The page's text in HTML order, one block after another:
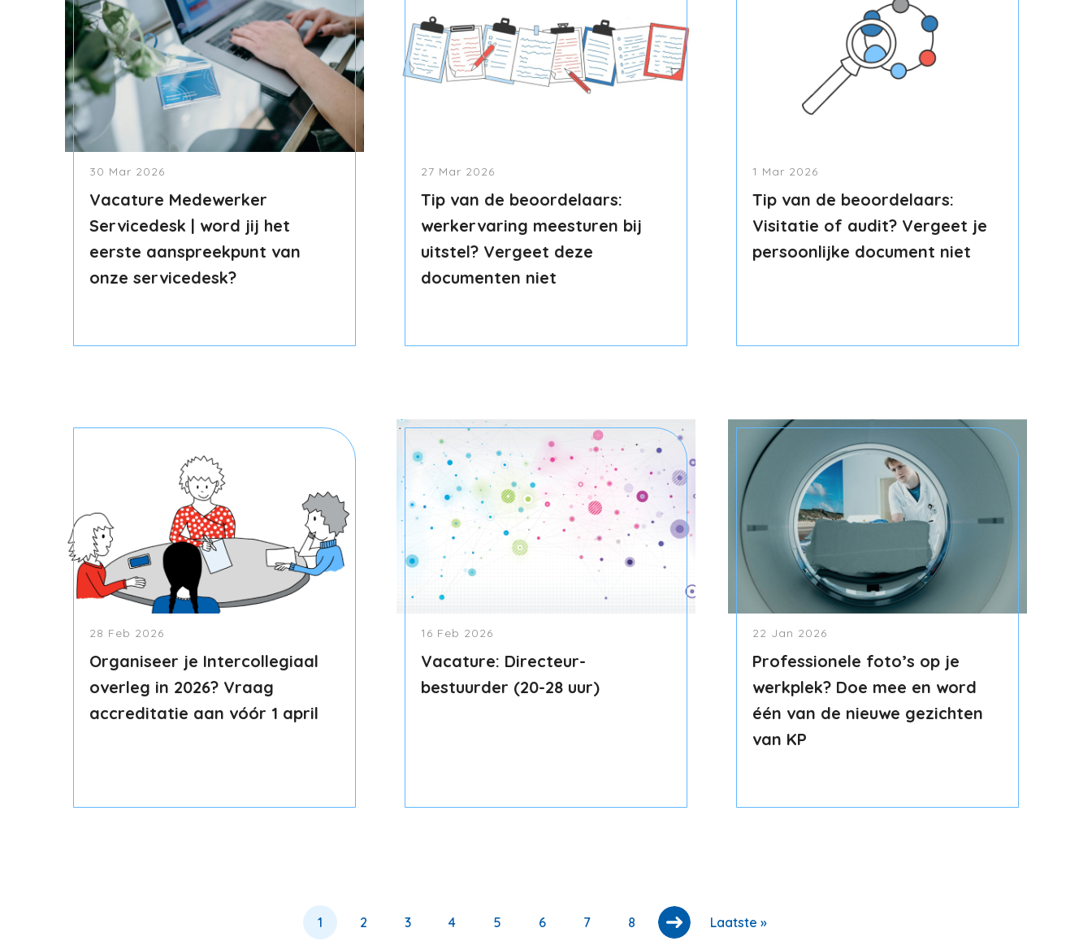
30 Mar 2026
Vacature Medewerker
Servicedesk | word jij het
eerste aanspreekpunt van
onze servicedesk?
27 Mar 2026
Tip van de beoordelaars:
werkervaring meesturen bij
uitstel? Vergeet deze
documenten niet
1 Mar 2026
Tip van de beoordelaars:
Visitatie of audit? Vergeet je
persoonlijke document niet
28 Feb 2026
Organiseer je Intercollegiaal
overleg in 2026? Vraag
accreditatie aan vóór 1 april
16 Feb 2026
Vacature: Directeur-
bestuurder (20-28 uur)
22 Jan 2026
Professionele foto’s op je
werkplek? Doe mee en word
één van de nieuwe gezichten
van KP
Huidige
1 Page
2 Page
3 Page
4 Page
5 Page
6 Page
7 Page
8
Laatste
Laatste »